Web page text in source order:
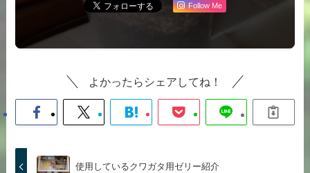
Follow Me
よかったらシェアしてね！
使用しているクワガタ用ゼリー紹介